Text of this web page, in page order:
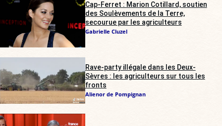
Cap-Ferret : Marion Cotillard, soutien
des Soulèvements de la Terre,
secourue par les agriculteurs
Gabrielle Cluzel
Rave-party illégale dans les Deux-
Sèvres : les agriculteurs sur tous les
fronts
Alienor de Pompignan